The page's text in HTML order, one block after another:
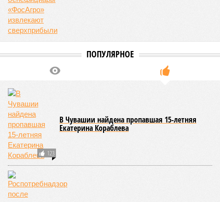
ПОПУЛЯРНОЕ
123
В Чувашии найдена пропавшая 15-летняя
Екатерина Кораблева